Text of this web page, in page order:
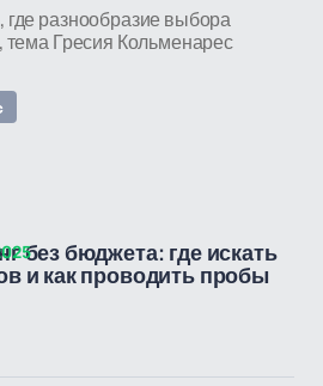
разнообразие выбора
тема Гресия Кольменарес
без бюджета: где искать
и как проводить пробы